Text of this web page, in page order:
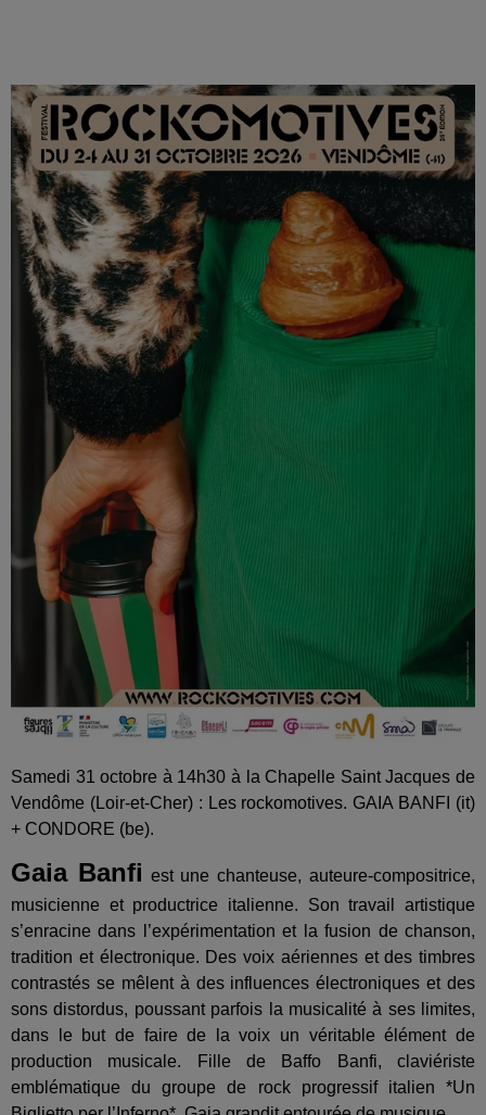
Samedi 31 octobre à 14h30 à la Chapelle Saint Jacques de
Vendôme (Loir-et-Cher) : Les rockomotives. GAIA BANFI (it)
+ CONDORE (be).
Gaia Banfi est une chanteuse, auteure-compositrice,
musicienne et productrice italienne. Son travail artistique
s’enracine dans l’expérimentation et la fusion de chanson,
tradition et électronique. Des voix aériennes et des timbres
contrastés se mêlent à des influences électroniques et des
sons distordus, poussant parfois la musicalité à ses limites,
dans le but de faire de la voix un véritable élément de
production musicale. Fille de Baffo Banfi, claviériste
emblématique du groupe de rock progressif italien *Un